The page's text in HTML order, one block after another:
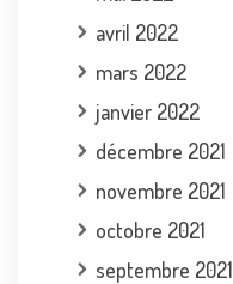
avril 2022
mars 2022
janvier 2022
décembre 2021
novembre 2021
octobre 2021
septembre 2021